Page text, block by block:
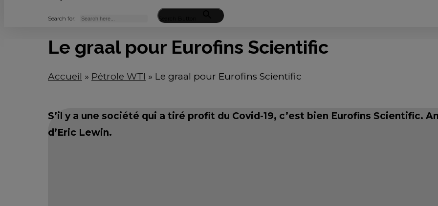
Search for: Search Button
Le graal pour Eurofins Scientific
Accueil » Pétrole WTI » Le graal pour Eurofins Scientific
S’il y a une société qui a tiré profit du Covid-19, c’est bien Eurofins Scientific.
d’Eric Lewin.